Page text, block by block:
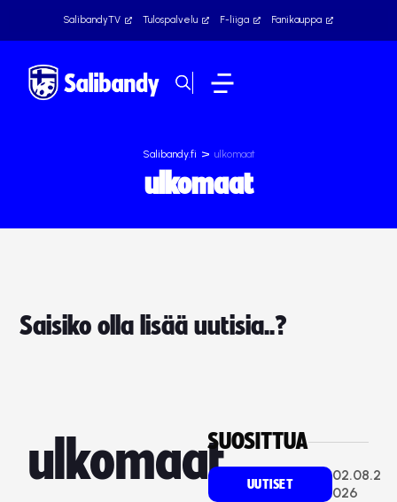
SalibandyTV Tulospalvelu F-liiga Fanikauppa
Salibandy.fi > ulkomaat
ulkomaat
Saisiko olla lisää uutisia..?
ulkomaatSUOSITTUA
UUTISET
02.08.2
026